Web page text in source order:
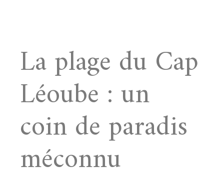
La plage du Cap
Léoube : un
coin de paradis
méconnu